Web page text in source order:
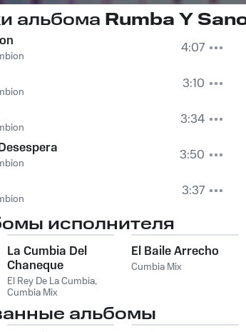
альбома Rumba Y
4:07
3:10
3:34
3:50
3:37
исполнителя
La Cumbia Del
Chaneque
El Rey De La Cumbia,
Cumbia Mix
El Baile Arrecho
Cumbia Mix
альбомы